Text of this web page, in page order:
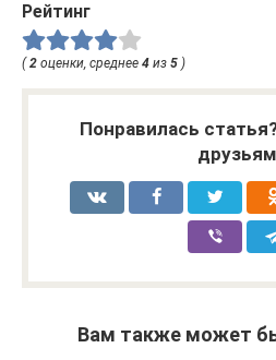
Рейтинг
(2 оценки, среднее 4 из 5 )
Понравилась
Вам также может